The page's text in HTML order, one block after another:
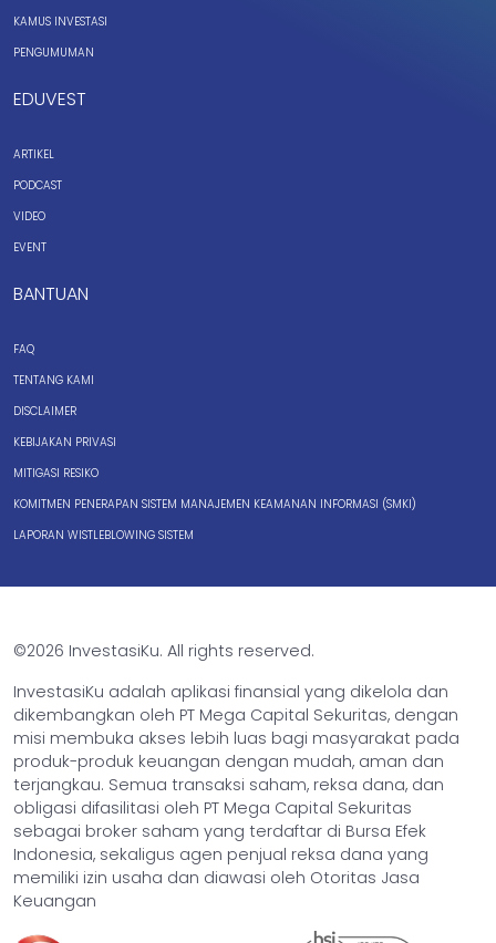
KAMUS INVESTASI
PENGUMUMAN
EDUVEST
ARTIKEL
PODCAST
VIDEO
EVENT
BANTUAN
FAQ
TENTANG KAMI
DISCLAIMER
KEBIJAKAN PRIVASI
MITIGASI RESIKO
KOMITMEN PENERAPAN SISTEM MANAJEMEN KEAMANAN INFORMASI (SMKI)
LAPORAN WISTLEBLOWING SISTEM
©2026 InvestasiKu. All rights reserved.
InvestasiKu adalah aplikasi finansial yang dikelola dan
dikembangkan oleh PT Mega Capital Sekuritas, dengan
misi membuka akses lebih luas bagi masyarakat pada
produk-produk keuangan dengan mudah, aman dan
terjangkau. Semua transaksi saham, reksa dana, dan
obligasi difasilitasi oleh PT Mega Capital Sekuritas
sebagai broker saham yang terdaftar di Bursa Efek
Indonesia, sekaligus agen penjual reksa dana yang
memiliki izin usaha dan diawasi oleh Otoritas Jasa
Keuangan